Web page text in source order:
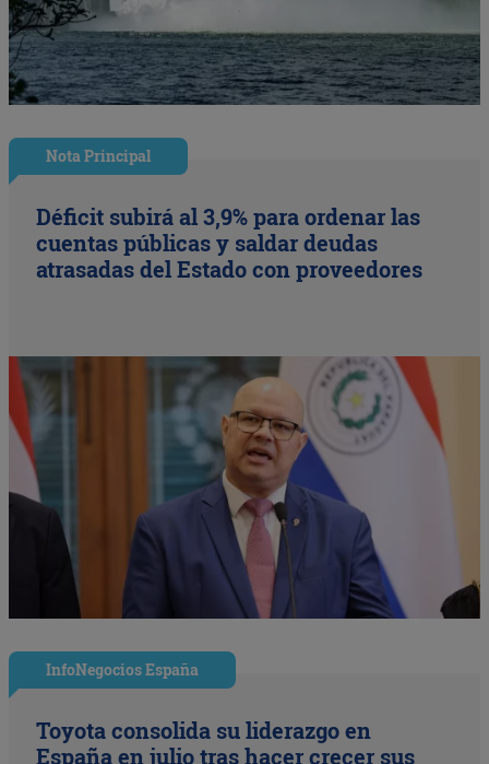
Nota Principal
Déficit subirá al 3,9% para ordenar las
cuentas públicas y saldar deudas
atrasadas del Estado con proveedores
InfoNegocios España
Toyota consolida su liderazgo en
España en julio tras hacer crecer sus